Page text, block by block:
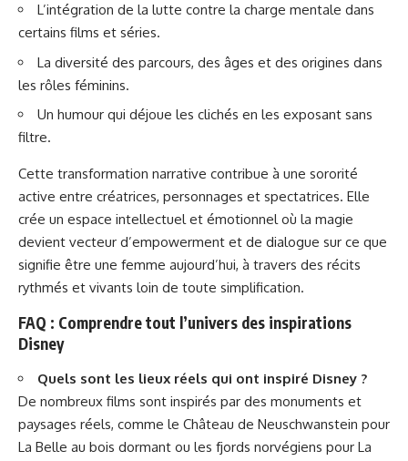
L’intégration de la lutte contre la charge mentale dans
certains films et séries.
La diversité des parcours, des âges et des origines dans
les rôles féminins.
Un humour qui déjoue les clichés en les exposant sans
filtre.
Cette transformation narrative contribue à une sororité
active entre créatrices, personnages et spectatrices. Elle
crée un espace intellectuel et émotionnel où la magie
devient vecteur d’empowerment et de dialogue sur ce que
signifie être une femme aujourd’hui, à travers des récits
rythmés et vivants loin de toute simplification.
FAQ : Comprendre tout l’univers des inspirations
Disney
Quels sont les lieux réels qui ont inspiré Disney ?
De nombreux films sont inspirés par des monuments et
paysages réels, comme le Château de Neuschwanstein pour
La Belle au bois dormant ou les fjords norvégiens pour La